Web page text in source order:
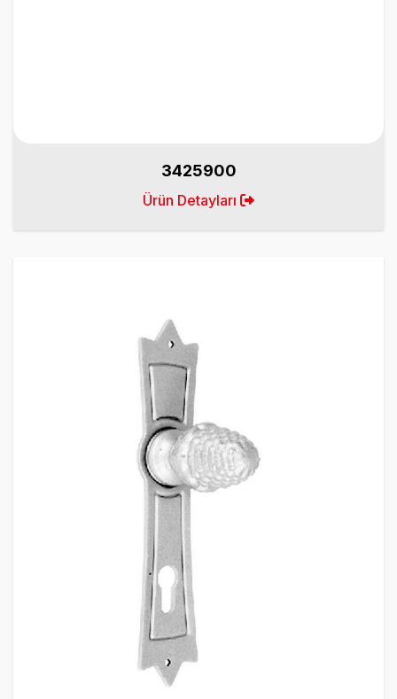
3425900
Ürün Detayları